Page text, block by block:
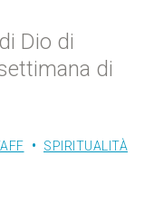
Dio di
di
SPIRITUALITÀ